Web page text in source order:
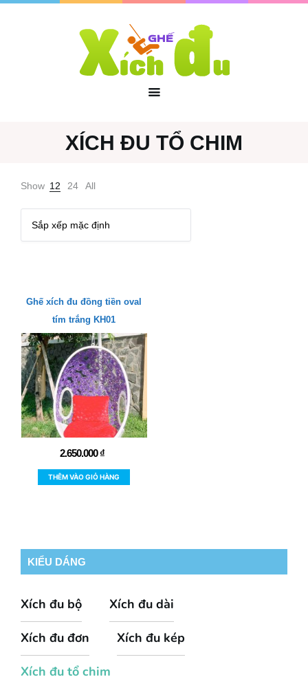
XÍCH ĐU TỔ CHIM
Show 12 24 All
Ghế xích đu đồng tiền oval
tím trắng KH01
2.650.000₫
THÊM VÀO GIỎ HÀNG
KIỂU DÁNG
Xích đu bộ Xích đu dài
Xích đu đơn Xích đu kép
Xích đu tổ chim